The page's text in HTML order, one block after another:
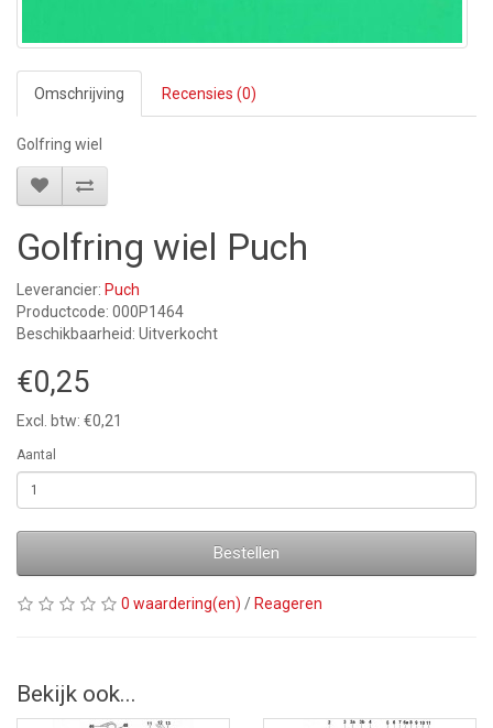
Omschrijving Recensies (0)
Golfring wiel
Golfring wiel Puch
Leverancier: Puch
Productcode: 000P1464
Beschikbaarheid: Uitverkocht
€0,25
Excl. btw: €0,21
Aantal
Bestellen
0 waardering(en) / Reageren
Bekijk ook...